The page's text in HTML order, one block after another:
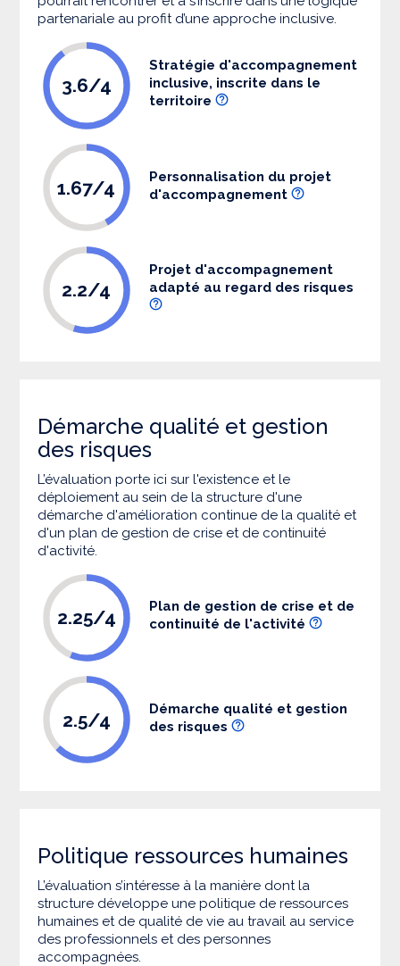
partenariale au profit d’une approche inclusive.
3.6/4
Stratégie d'accompagnement
inclusive, inscrite dans le
territoire
1.67/4
Personnalisation du projet
d'accompagnement
2.2/4
Projet d'accompagnement
adapté au regard des risques
Démarche qualité et gestion
des risques
L’évaluation porte ici sur l'existence et le
déploiement au sein de la structure d'une
démarche d'amélioration continue de la qualité et
d'un plan de gestion de crise et de continuité
d'activité.
2.25/4
Plan de gestion de crise et de
continuité de l'activité
2.5/4
Démarche qualité et gestion
des risques
Politique ressources humaines
L’évaluation s’intéresse à la manière dont la
structure développe une politique de ressources
humaines et de qualité de vie au travail au service
des professionnels et des personnes
accompagnées.